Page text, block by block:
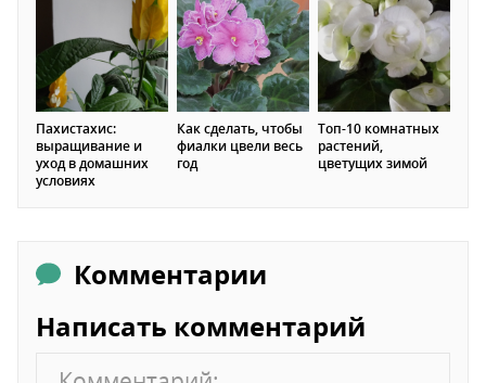
Пахистахис:
выращивание и
уход в домашних
условиях
Как сделать, чтобы
фиалки цвели весь
год
Топ-10 комнатных
растений,
цветущих зимой
Комментарии
Написать комментарий